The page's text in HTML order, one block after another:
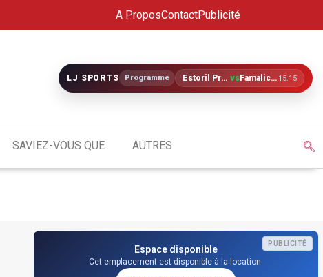
A ProposContactPublicité
LJ SPORTS Programme Estoril Praia vs Famalicão 15:15
SAVIEZ-VOUS QUE AUTRES
PUBLICITÉ
Espace disponible
Cet emplacement est disponible à la location.